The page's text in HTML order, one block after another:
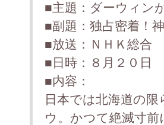
■主題：ダーウィン
■副題：独占密着！
■放送：ＮＨＫ総合
■日時：８月２０
■内容：
日本では北海道の
ウ。かつて絶滅寸